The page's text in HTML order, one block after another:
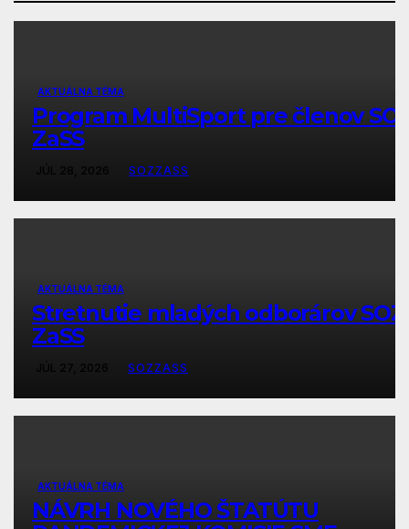
AKTUÁLNA TÉMA
Program MultiSport pre členov
ZaSS
SOZZASS
AKTUÁLNA TÉMA
Stretnutie mladých odborárov SOZ
ZaSS
SOZZASS
AKTUÁLNA TÉMA
NÁVRH NOVÉHO ŠTATÚTU